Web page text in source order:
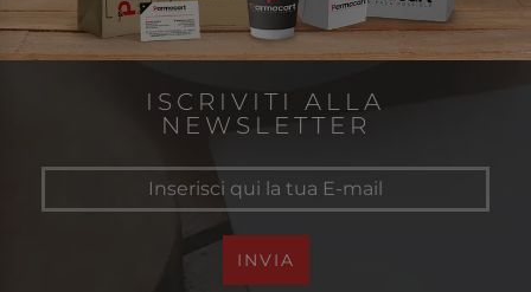
ISCRIVITI ALLA
NEWSLETTER
INVIA